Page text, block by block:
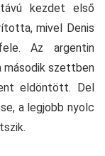
kezdet első
mivel Denis
Az argentin
második szettben
eldöntött. Del
a legjobb nyolc